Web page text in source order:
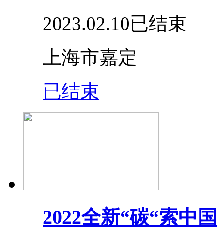
2023.02.10已结束
上海市嘉定
已结束
2022全新“碳“索中